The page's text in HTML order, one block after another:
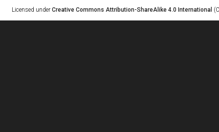
Licensed under Creative Commons Attribution-ShareAlike 4.0 International